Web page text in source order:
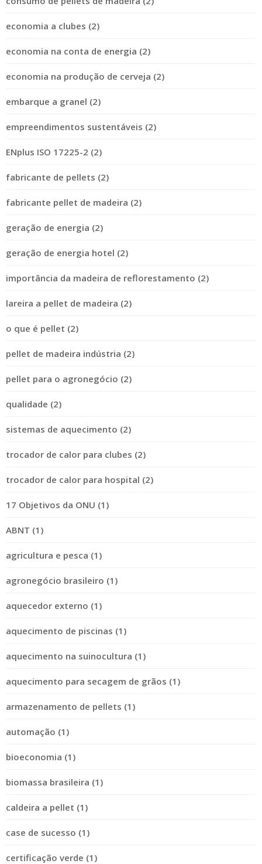
economia a clubes (2)
economia na conta de energia (2)
economia na produção de cerveja (2)
embarque a granel (2)
empreendimentos sustentáveis (2)
ENplus ISO 17225-2 (2)
fabricante de pellets (2)
fabricante pellet de madeira (2)
geração de energia (2)
geração de energia hotel (2)
importância da madeira de reflorestamento (2)
lareira a pellet de madeira (2)
o que é pellet (2)
pellet de madeira indústria (2)
pellet para o agronegócio (2)
qualidade (2)
sistemas de aquecimento (2)
trocador de calor para clubes (2)
trocador de calor para hospital (2)
17 Objetivos da ONU (1)
ABNT (1)
agricultura e pesca (1)
agronegócio brasileiro (1)
aquecedor externo (1)
aquecimento de piscinas (1)
aquecimento na suinocultura (1)
aquecimento para secagem de grãos (1)
armazenamento de pellets (1)
automação (1)
bioeconomia (1)
biomassa brasileira (1)
caldeira a pellet (1)
case de sucesso (1)
certificação verde (1)